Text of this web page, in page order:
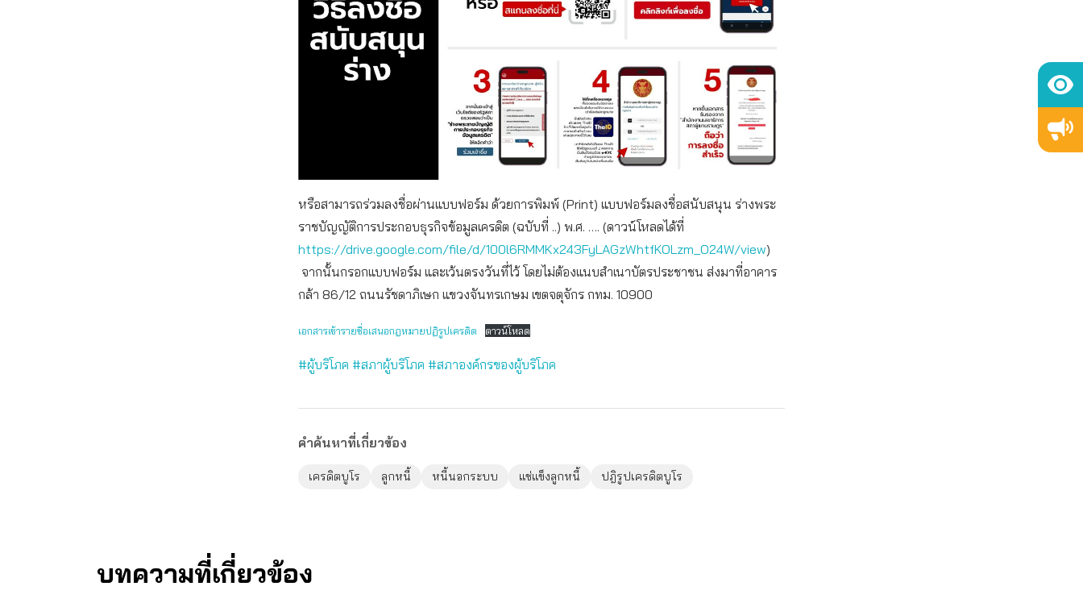
หรือสามารถร่วมลงชื่อผ่านแบบฟอร์ม ด้วยการพิมพ์ (Print) แบบฟอร์มลงชื่อสนับสนุน ร่างพระ
ราชบัญญัติการประกอบธุรกิจข้อมูลเครดิต (ฉบับที่ ..) พ.ศ. …. (ดาวน์โหลดได้ที่
https://drive.google.com/file/d/100l6RMMKx243FyLAGzWhtfKOLzm_O24W/view)
จากนั้นกรอกแบบฟอร์ม และเว้นตรงวันที่ไว้ โดยไม่ต้องแนบสำเนาบัตรประชาชน ส่งมาที่อาคาร
กล้า 86/12 ถนนรัชดาภิเษก แขวงจันทรเกษม เขตจตุจักร กทม. 10900
เอกสารเข้ารายชื่อเสนอกฎหมายปฏิรูปเครดิต ดาวน์โหลด
#ผู้บริโภค #สภาผู้บริโภค #สภาองค์กรของผู้บริโภค
คำค้นหาที่เกี่ยวข้อง
เครดิตบูโร ลูกหนี้ หนี้นอกระบบ แช่แข็งลูกหนี้ ปฎิรูปเครดิตบูโร
บทความที่เกี่ยวข้อง